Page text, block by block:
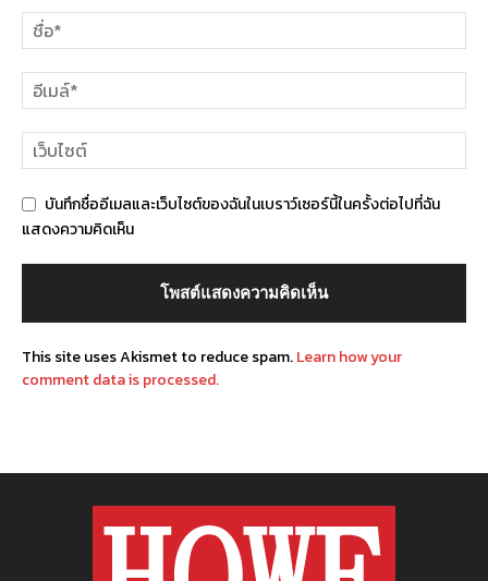
บันทึกชื่ออีเมลและเว็บไซต์ของฉันในเบราว์เซอร์นี้ในครั้งต่อไปที่ฉัน
แสดงความคิดเห็น
This site uses Akismet to reduce spam.Learn how your
comment data is processed.